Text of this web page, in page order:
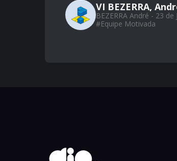
VI BEZERRA,
BEZERRA André - 23 de
#Equipe Motivada